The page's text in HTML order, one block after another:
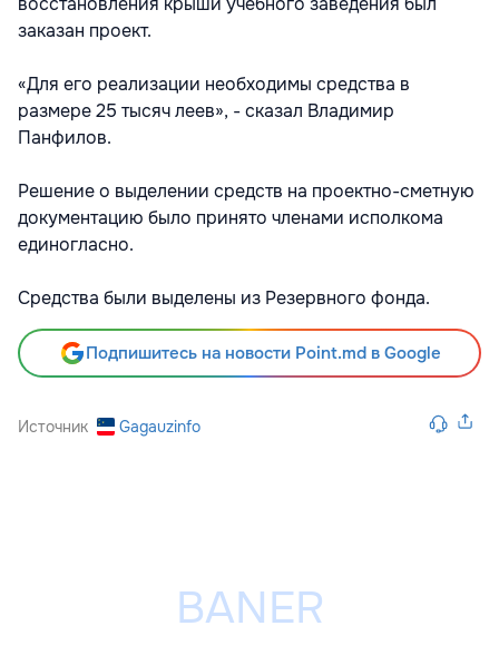
заказан проект.
«Для его реализации необходимы средства в
размере 25 тысяч леев», - сказал Владимир
Панфилов.
Решение о выделении средств на проектно-сметную
документацию было принято членами исполкома
единогласно.
Средства были выделены из Резервного фонда.
Подпишитесь на новости Point.md в Google
Источник Gagauzinfo